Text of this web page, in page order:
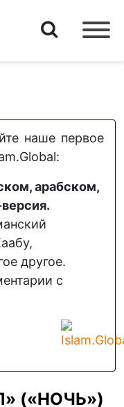
наше первое
арабском,
другое.
с
(«НОЧЬ»)